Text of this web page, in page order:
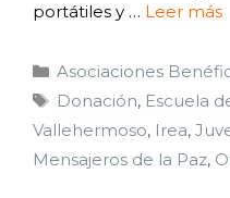
portátiles y … Leer más
Asociaciones
Donación, Escuela
Vallehermoso, Irea,
Mensajeros de la Paz,